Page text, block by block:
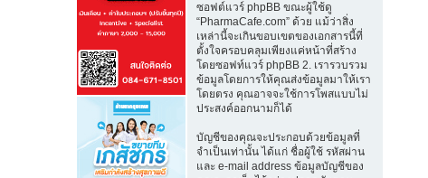
ซอฟต์แวร์ phpBB ขณะผู้ใช้ดู
“PharmaCafe.com” ด้วย แม้ว่าสิ่ง
เหล่านี้จะเกินขอบเขตของเอกสารนี้ที่
ตั้งใจครอบคลุมเพียงแค่หน้าที่สร้าง
โดยซอฟท์แวร์ phpBB 2. เรารวบรวม
ข้อมูลโดยการให้คุณส่งข้อมูลมาให้เรา
โดยตรง คุณอาจจะใช้การโพสแบบไม่
ประสงค์ออกนามก็ได้
บัญชีของคุณจะประกอบด้วยข้อมูลที่
จำเป็นเท่านั้น ได้แก่ ชื่อผู้ใช้ รหัสผ่าน
และ e-mail address ข้อมูลบัญชีของ